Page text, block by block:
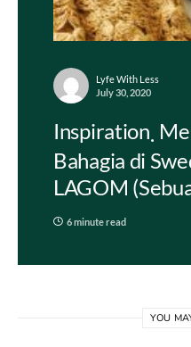
Lyfe With Less
July 30, 2020
Inspiration
Bahagia di
LAGOM
6 minute read
YOU